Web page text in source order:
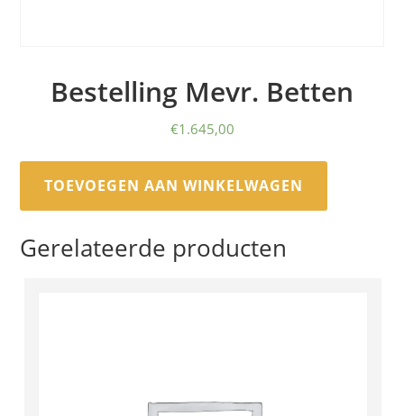
Bestelling Mevr. Betten
€1.645,00
TOEVOEGEN AAN WINKELWAGEN
Gerelateerde producten